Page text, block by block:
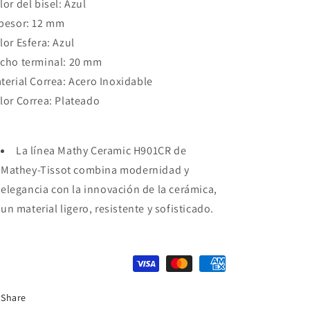
del bisel: Azul
12 mm
Esfera: Azul
terminal: 20 mm
Correa: Acero Inoxidable
Correa: Plateado
La línea Mathy Ceramic H901CR de
Mathey-Tissot combina modernidad y
elegancia con la innovación de la cerámica,
un material ligero, resistente y sofisticado.
Share